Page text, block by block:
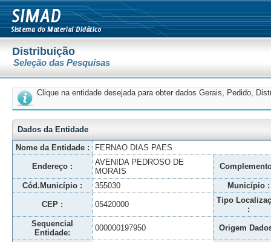
Distribuição
Seleção das Pesquisas
Clique na entidade desejada para obter dados Gerais, Pedido,
Dados da Entidade
Nome da Entidade :
FERNAO DIAS PAES
Endereço :
AVENIDA PEDROSO DE
MORAIS
Cód.Município : 355030 Município :
CEP : 05420000
Tipo
:
Sequencial
Entidade:
000000197950 Origem